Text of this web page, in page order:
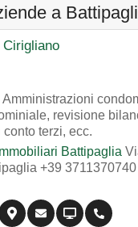
a
Cirigliano
revisione
terzi, ecc.
Battipaglia
+39 3711370740